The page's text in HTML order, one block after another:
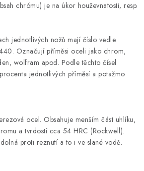
chrómu) je na úkor houževnatosti, resp.
jednotlivých nožů mají číslo vedle
Označují příměsi oceli jako chrom,
wolfram apod. Podle těchto čísel
jednotlivých příměsí a potažmo
ocel. Obsahuje menším část uhlíku,
a tvrdostí cca 54 HRC (Rockwell).
proti reznutí a to i ve slané vodě.